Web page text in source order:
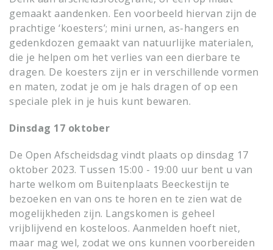
gemaakt aandenken. Een voorbeeld hiervan zijn de
prachtige ‘koesters’; mini urnen, as-hangers en
gedenkdozen gemaakt van natuurlijke materialen,
die je helpen om het verlies van een dierbare te
dragen. De koesters zijn er in verschillende vormen
en maten, zodat je om je hals dragen of op een
speciale plek in je huis kunt bewaren.
Dinsdag 17 oktober
De Open Afscheidsdag vindt plaats op dinsdag 17
oktober 2023. Tussen 15:00 - 19:00 uur bent u van
harte welkom om Buitenplaats Beeckestijn te
bezoeken en van ons te horen en te zien wat de
mogelijkheden zijn. Langskomen is geheel
vrijblijvend en kosteloos. Aanmelden hoeft niet,
maar mag wel, zodat we ons kunnen voorbereiden